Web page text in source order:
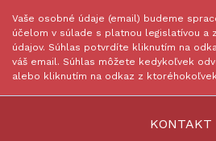
Vaše osobné údaje (email) budeme
účelom v súlade s platnou legislatívou a
údajov. Súhlas potvrdíte kliknutím na
váš email. Súhlas môžete kedykoľvek
alebo kliknutím na odkaz z
KONTAKT